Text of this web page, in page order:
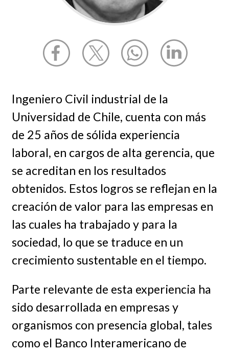
Ingeniero Civil industrial de la
Universidad de Chile, cuenta con más
de 25 años de sólida experiencia
laboral, en cargos de alta gerencia, que
se acreditan en los resultados
obtenidos. Estos logros se reflejan en la
creación de valor para las empresas en
las cuales ha trabajado y para la
sociedad, lo que se traduce en un
crecimiento sustentable en el tiempo.
Parte relevante de esta experiencia ha
sido desarrollada en empresas y
organismos con presencia global, tales
como el Banco Interamericano de